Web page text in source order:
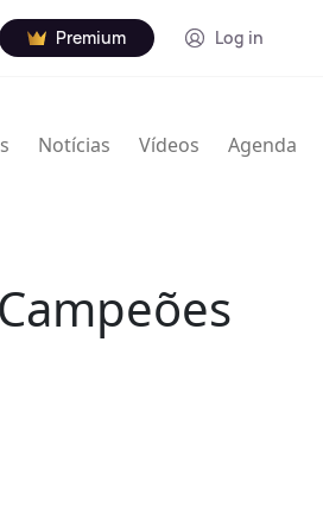
Premium Log in
Notícias Vídeos Agenda